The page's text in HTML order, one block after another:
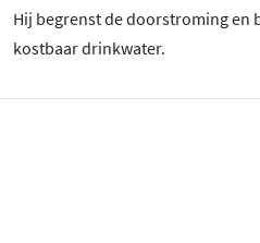
Hij begrenst de doorstroming en
kostbaar drinkwater.